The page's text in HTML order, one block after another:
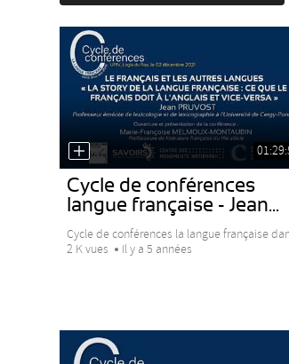
Cycle de conférences
langue française - Jean...
Cycle de conférences la langue française
2 K vues
Il y a 5 années